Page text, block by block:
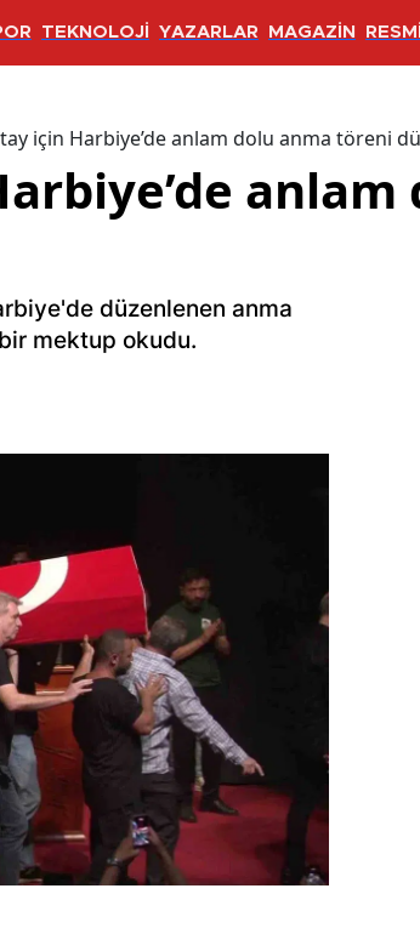
TEKNOLOJİ YAZARLAR MAGAZİN
için Harbiye’de anlam dolu anma töreni
düzenlenen anma
mektup okudu.